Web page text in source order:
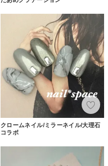
クロームネイル/ミラーネイル/大理石
コラボ